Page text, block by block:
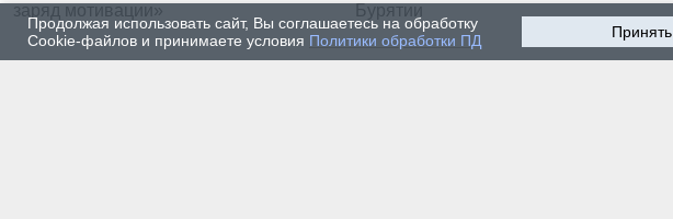
Продолжая использовать сайт, Вы соглашаетесь на обработку
Cookie-файлов и принимаете условия Политики обработки ПД Принять
заряд мотивации»
Бурятии